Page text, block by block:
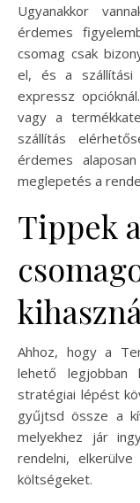
Ugyanakkor
érdemes
csomag csak
el, és a szállítási
expressz
vagy a
szállítás
érdemes
meglepetés a
Tippek
Ahhoz, hogy a
lehető legjobban
stratégiai lépést
gyűjtsd össze a
melyekhez jár
rendelni,
költségeket.